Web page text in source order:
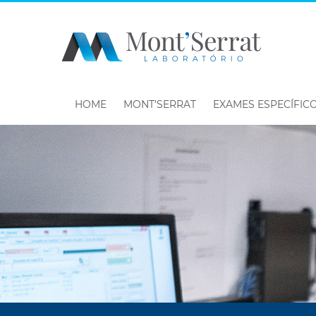
HOME MONT’SERRAT EXAMES